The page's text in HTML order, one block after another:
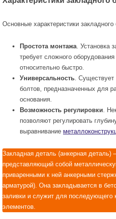
Основные характеристики закладного
Простота монтажа . Установка
требует сложного
относительно быстро.
Универсальность .
болтов, предназначенных для
основания.
Возможность регулировки .
позволяют регулировать
выравнивание
Закладная деталь (анкерная деталь)
представляющий собой
приваренными к ней анкерными
арматурой). Она закладывается в
заливки и служит для последующего
элементов.